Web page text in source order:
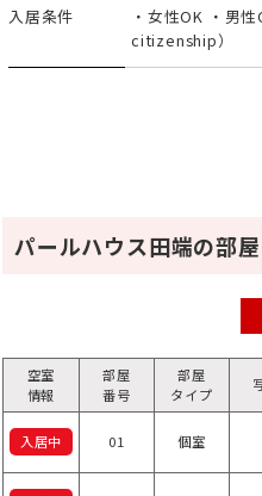
入居条件
・女性OK ・男
citizenship）
パールハウス田端の部
空室
情報
部屋
番号
部屋
タイプ
入居中 01 個室